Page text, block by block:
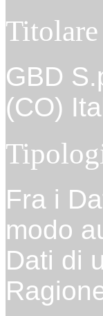
GBD
(CO)
Fra i
modo
Dati di